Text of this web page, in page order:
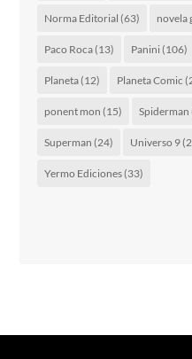
Norma Editorial (63) novela
Paco Roca(13) Panini(106)
Planeta(12) Planeta Comic
ponent mon (15) Spiderman
Superman (24) Universo 9
Yermo Ediciones(33)